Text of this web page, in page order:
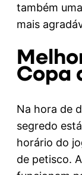
também
mais
Copa
Na hora de
segredo
horário do
de petisco.